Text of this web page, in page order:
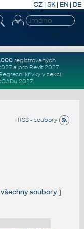
CZ | SK| EN | DE
registrovaných
a pro Revit 2027.
křivkyv sekci
2027.
RSS - soubory
všechny soubory]